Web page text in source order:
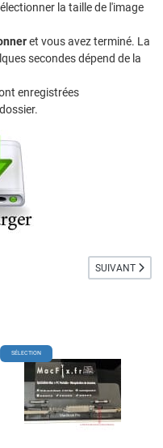
la taille de l'image
et vous avez terminé. La
secondes dépend de la
enregistrées
HIGH-SIERRA ARTICLE
SUIVANT
Wishlist
to Compare
View
SÉLECTION